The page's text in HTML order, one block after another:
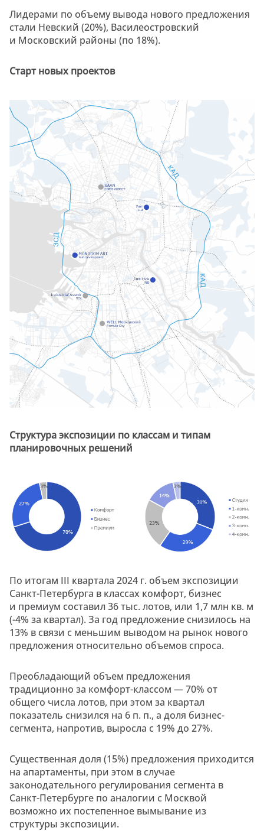
Лидерами по объему вывода нового предложения
стали Невский (20%), Василеостровский
и Московский районы (по 18%).
Старт новых проектов
Структура экспозиции по классам и типам
планировочных решений
По итогам III квартала 2024 г. объем экспозиции
Санкт-Петербурга в классах комфорт, бизнес
и премиум составил 36 тыс. лотов, или 1,7 млн кв. м
(-4% за квартал). За год предложение снизилось на
13% в связи с меньшим выводом на рынок нового
предложения относительно объемов спроса.
Преобладающий объем предложения
традиционно за комфорт-классом — 70% от
общего числа лотов, при этом за квартал
показатель снизился на 6 п. п., а доля бизнес-
сегмента, напротив, выросла с 19% до 27%.
Существенная доля (15%) предложения приходится
на апартаменты, при этом в случае
законодательного регулирования сегмента в
Санкт-Петербурге по аналогии с Москвой
возможно их постепенное вымывание из
структуры экспозиции.